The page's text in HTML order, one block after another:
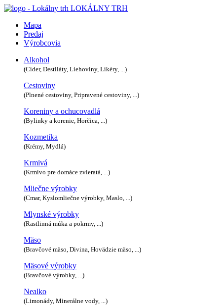
LOKÁLNY TRH
Mapa
Predaj
Výrobcovia
Alkohol
(Cider, Destiláty, Liehoviny, Likéry, ...)
Cestoviny
(Plnené cestoviny, Pripravené cestoviny, ...)
Koreniny a ochucovadlá
(Bylinky a korenie, Horčica, ...)
Kozmetika
(Krémy, Mydlá)
Krmivá
(Krmivo pre domáce zvieratá, ...)
Mliečne výrobky
(Cmar, Kyslomliečne výrobky, Maslo, ...)
Mlynské výrobky
(Rastlinná múka a pokrmy, ...)
Mäso
(Bravčové mäso, Divina, Hovädzie mäso, ...)
Mäsové výrobky
(Bravčové výrobky, ...)
Nealko
(Limonády, Minerálne vody, ...)